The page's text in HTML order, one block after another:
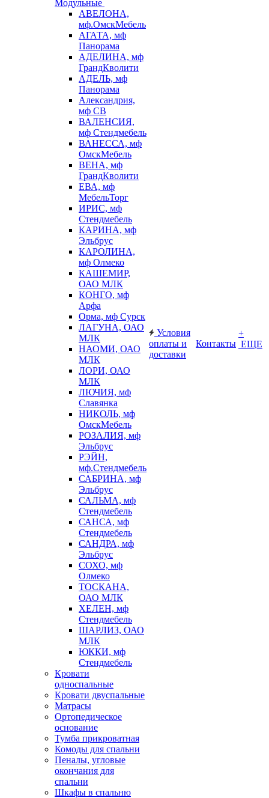
Модульные
АВЕЛОНА,
мф.ОмскМебель
АГАТА, мф
Панорама
АДЕЛИНА, мф
ГрандКволити
АДЕЛЬ, мф
Панорама
Александрия,
мф СВ
ВАЛЕНСИЯ,
мф Стендмебель
ВАНЕССА, мф
ОмскМебель
ВЕНА, мф
ГрандКволити
ЕВА, мф
МебельТорг
ИРИС, мф
Стендмебель
КАРИНА, мф
Эльбрус
КАРОЛИНА,
мф Олмеко
КАШЕМИР,
ОАО МЛК
КОНГО, мф
Арфа
Орма, мф Сурск
ЛАГУНА, ОАО
МЛК
НАОМИ, ОАО
МЛК
ЛОРИ, ОАО
МЛК
ЛЮЧИЯ, мф
Славянка
НИКОЛЬ, мф
ОмскМебель
РОЗАЛИЯ, мф
Эльбрус
РЭЙН,
мф.Стендмебель
САБРИНА, мф
Эльбрус
САЛЬМА, мф
Стендмебель
САНСА, мф
Стендмебель
САНДРА, мф
Эльбрус
СОХО, мф
Олмеко
ТОСКАНА,
ОАО МЛК
ХЕЛЕН, мф
Стендмебель
ШАРЛИЗ, ОАО
МЛК
ЮККИ, мф
Стендмебель
Кровати
односпальные
Кровати двуспальные
Матрасы
Ортопедическое
основание
Тумба прикроватная
Комоды для спальни
Пеналы, угловые
окончания для
спальни
Шкафы в спальню
Условия
оплаты и
доставки
Контакты
+
ЕЩЕ